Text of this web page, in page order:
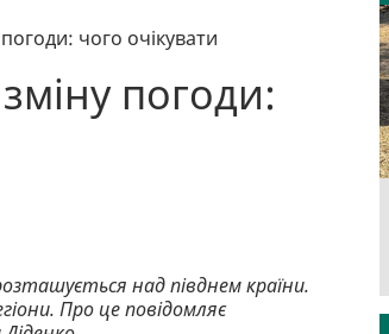
чого очікувати
погоди:
над півднем країни.
Про це повідомляє